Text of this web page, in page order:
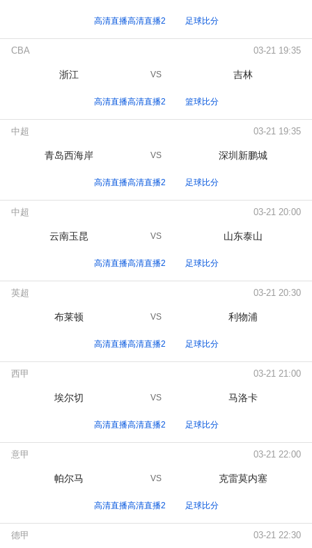
高清直播高清直播2 足球比分
CBA 03-21 19:35
浙江 VS 吉林
高清直播高清直播2 篮球比分
中超 03-21 19:35
青岛西海岸 VS 深圳新鹏城
高清直播高清直播2 足球比分
中超 03-21 20:00
云南玉昆 VS 山东泰山
高清直播高清直播2 足球比分
英超 03-21 20:30
布莱顿 VS 利物浦
高清直播高清直播2 足球比分
西甲 03-21 21:00
埃尔切 VS 马洛卡
高清直播高清直播2 足球比分
意甲 03-21 22:00
帕尔马 VS 克雷莫内塞
高清直播高清直播2 足球比分
德甲 03-21 22:30